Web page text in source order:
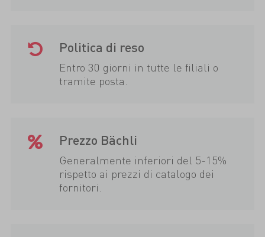
Politica di reso
Entro 30 giorni in tutte le filiali o
tramite posta.
Prezzo Bächli
Generalmente inferiori del 5-15%
rispetto ai prezzi di catalogo dei
fornitori.